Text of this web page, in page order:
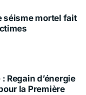
séisme mortel fait
Regain d’énergie
la Première